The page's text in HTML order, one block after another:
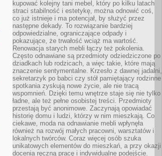
kupować kolejny tani mebel, który po kilku latach
straci stabilność i estetykę, można odnowić coś,
co już istnieje i ma potencjał, by służyć przez
następne dekady. To rozwiązanie bardziej
odpowiedzialne, ograniczające odpady i
pokazujące, że trwałość wciąż ma wartość.
Renowacja starych mebli łączy też pokolenia.
Często odnawiane są przedmioty odziedziczone po
dziadkach lub rodzicach, a więc takie, które mają
znaczenie sentymentalne. Krzesło z dawnej jadalni,
sekretarzyk po babci czy stół pamiętający rodzinne
spotkania zyskują nowe życie, ale nie tracą
wspomnień. Dzięki temu wnętrze staje się nie tylko
ładne, ale też pełne osobistej treści. Przedmioty
przestają być anonimowe. Zaczynają opowiadać
historię domu i ludzi, którzy w nim mieszkają. Co
ciekawe, moda na odnawianie mebli wpłynęła
również na rozwój małych pracowni, warsztatów i
lokalnych twórców. Coraz więcej osób szuka
unikatowych elementów do mieszkań, a przy okazji
docenia ręczną pracę i indywidualne podejście.